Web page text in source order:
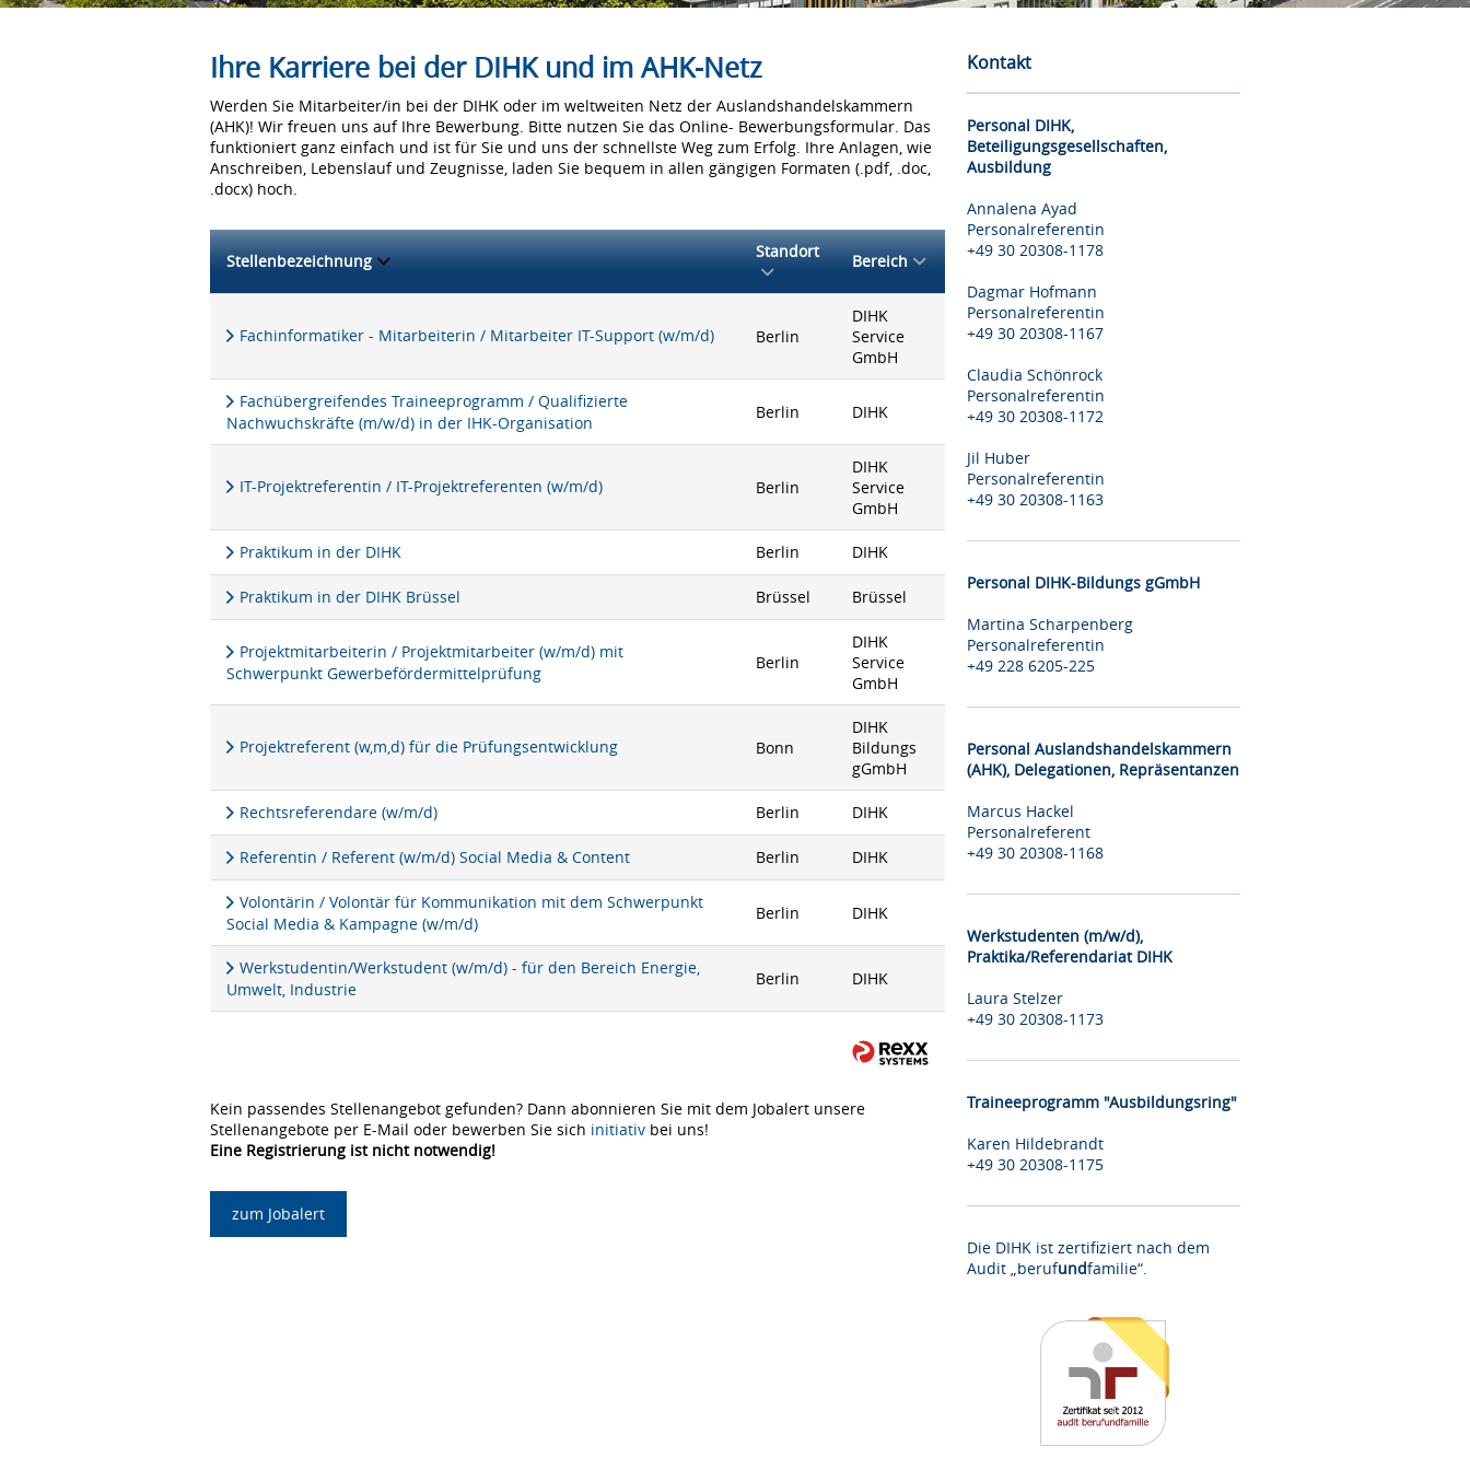
Ihre Karriere bei der DIHK und im AHK-Netz
Werden Sie Mitarbeiter/in bei der DIHK oder im weltweiten Netz der Auslandshandelskammern
(AHK)! Wir freuen uns auf Ihre Bewerbung. Bitte nutzen Sie das Online- Bewerbungsformular. Das
funktioniert ganz einfach und ist für Sie und uns der schnellste Weg zum Erfolg. Ihre Anlagen, wie
Anschreiben, Lebenslauf und Zeugnisse, laden Sie bequem in allen gängigen Formaten (.pdf, .doc,
.docx) hoch.
Stellenbezeichnung Standort Bereich
Fachinformatiker - Mitarbeiterin / Mitarbeiter IT-Support (w/m/d) Berlin
DIHK
Service
GmbH
Fachübergreifendes Traineeprogramm / Qualifizierte
Nachwuchskräfte (m/w/d) in der IHK-Organisation
Berlin DIHK
IT-Projektreferentin / IT-Projektreferenten (w/m/d) Berlin
DIHK
Service
GmbH
Praktikum in der DIHK Berlin DIHK
Praktikum in der DIHK Brüssel Brüssel Brüssel
Projektmitarbeiterin / Projektmitarbeiter (w/m/d) mit
Schwerpunkt Gewerbefördermittelprüfung
Berlin
DIHK
Service
GmbH
Projektreferent (w,m,d) für die Prüfungsentwicklung Bonn
DIHK
Bildungs
gGmbH
Rechtsreferendare (w/m/d) Berlin DIHK
Referentin / Referent (w/m/d) Social Media & Content Berlin DIHK
Volontärin / Volontär für Kommunikation mit dem Schwerpunkt
Social Media & Kampagne (w/m/d)
Berlin DIHK
Werkstudentin/Werkstudent (w/m/d) - für den Bereich Energie,
Umwelt, Industrie
Berlin DIHK
Kein passendes Stellenangebot gefunden? Dann abonnieren Sie mit dem Jobalert unsere
Stellenangebote per E-Mail oder bewerben Sie sich initiativ bei uns!
Eine Registrierung ist nicht notwendig!
zum Jobalert
Kontakt
Personal DIHK,
Beteiligungsgesellschaften,
Ausbildung
Annalena Ayad
Personalreferentin
+49 30 20308-1178
Dagmar Hofmann
Personalreferentin
+49 30 20308-1167
Claudia Schönrock
Personalreferentin
+49 30 20308-1172
Jil Huber
Personalreferentin
+49 30 20308-1163
Personal DIHK-Bildungs gGmbH
Martina Scharpenberg
Personalreferentin
+49 228 6205-225
Personal Auslandshandelskammern
(AHK), Delegationen, Repräsentanzen
Marcus Hackel
Personalreferent
+49 30 20308-1168
Werkstudenten (m/w/d),
Praktika/Referendariat DIHK
Laura Stelzer
+49 30 20308-1173
Traineeprogramm "Ausbildungsring"
Karen Hildebrandt
+49 30 20308-1175
Die DIHK ist zertifiziert nach dem
Audit „berufundfamilie“.